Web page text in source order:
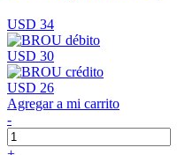
USD 34
USD 30
USD 26
Agregar a mi carrito
-